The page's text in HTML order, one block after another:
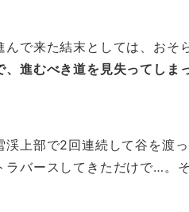
で来た結末としては、おそ
進むべき道を見失ってしま
上部で2回連続して谷を渡
バースしてきただけで…。